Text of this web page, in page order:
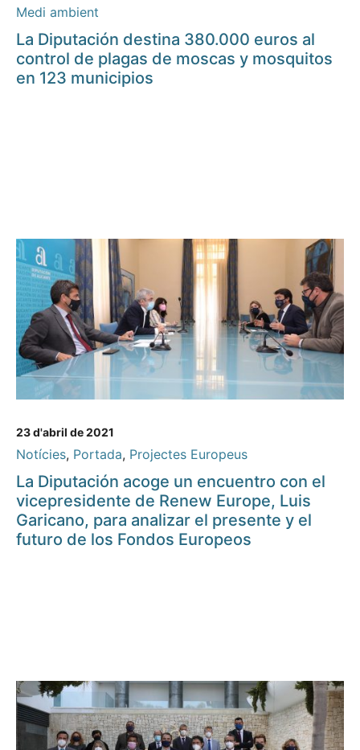
Medi ambient
La Diputación destina 380.000 euros al
control de plagas de moscas y mosquitos
en 123 municipios
23 d'abril de 2021
Notícies, Portada, Projectes Europeus
La Diputación acoge un encuentro con el
vicepresidente de Renew Europe, Luis
Garicano, para analizar el presente y el
futuro de los Fondos Europeos